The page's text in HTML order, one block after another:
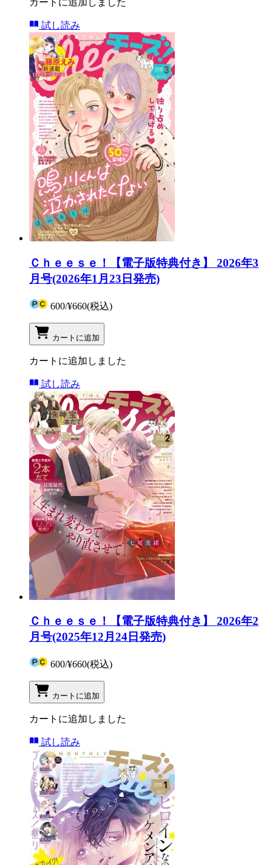
カートに追加しました
試し読み
Ｃｈｅｅｓｅ！【電子版特典付き】 2026年3
月号(2026年1月23日発売)
600/¥660(税込)
カートに追加
カートに追加しました
試し読み
Ｃｈｅｅｓｅ！【電子版特典付き】 2026年2
月号(2025年12月24日発売)
600/¥660(税込)
カートに追加
カートに追加しました
試し読み